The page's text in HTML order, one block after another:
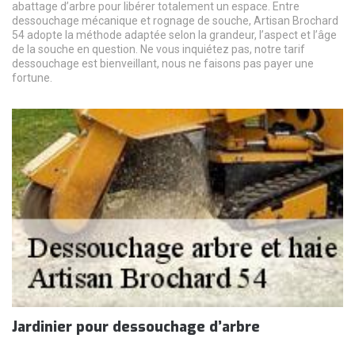
abattage d’arbre pour libérer totalement un espace. Entre
dessouchage mécanique et rognage de souche, Artisan Brochard
54 adopte la méthode adaptée selon la grandeur, l’aspect et l’âge
de la souche en question. Ne vous inquiétez pas, notre tarif
dessouchage est bienveillant, nous ne faisons pas payer une
fortune.
Jardinier pour dessouchage d’arbre